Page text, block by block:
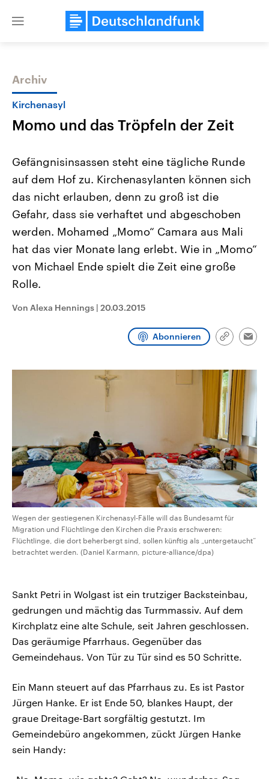
Close
Themen
Landtagswahl Sachsen-Anhalt
2026
Alle Informationen
Sachsen-Anhalt wählt am 6.
September 2026 einen neuen
Bundesland von einer Koalition aus
Umfragen, Prognosen,
und Hintergründe zu den Parteien
und Kandidaten der anstehenden
USA
Aktuelle Beiträge,
Hintergründe
Wirtschaftlich und
gehören die Vereinigten
den mächtigsten Ländern
mit großem Einfluss auf
Sendungen Programm
Archiv
Kirchenasyl
Momo und das Tröpfeln der Zeit
Gefängnisinsassen steht eine tägliche Runde
auf dem Hof zu. Kirchenasylanten können sich
das nicht erlauben, denn zu groß ist die
Gefahr, dass sie verhaftet und abgeschoben
werden. Mohamed „Momo“ Camara aus Mali
hat das vier Monate lang erlebt. Wie in „Momo“
von Michael Ende spielt die Zeit eine große
Rolle.
Von Alexa Hennings | 20.03.2015
Abonnieren
Link
Wegen der gestiegenen Kirchenasyl-Fälle will das Bundesamt für
Migration und Flüchtlinge den Kirchen die Praxis erschweren:
Flüchtlinge, die dort beherbergt sind, sollen künftig als „untergetaucht“
betrachtet werden. (Daniel Karmann, picture-alliance/dpa)
Sankt Petri in Wolgast ist ein trutziger Backsteinbau,
gedrungen und mächtig das Turmmassiv. Auf dem
Kirchplatz eine alte Schule, seit Jahren geschlossen.
Das geräumige Pfarrhaus. Gegenüber das
Gemeindehaus. Von Tür zu Tür sind es 50 Schritte.
Ein Mann steuert auf das Pfarrhaus zu. Es ist Pastor
Jürgen Hanke. Er ist Ende 50, blankes Haupt, der
graue Dreitage-Bart sorgfältig gestutzt. Im
Gemeindebüro angekommen, zückt Jürgen Hanke
sein Handy: